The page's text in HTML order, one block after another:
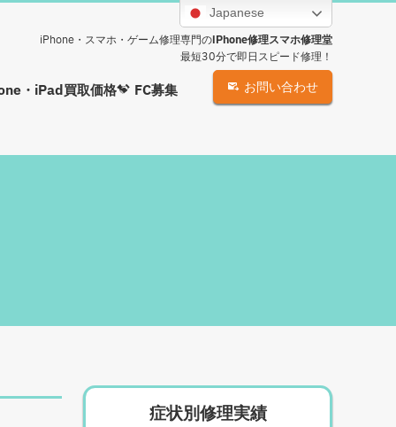
Japanese
iPhone・スマホ・ゲーム修理専門のiPhone修理スマホ修理堂
最短30分で即日スピード修理！
・iPad買取価格 FC募集 お問い合わせ
症状別修理実績